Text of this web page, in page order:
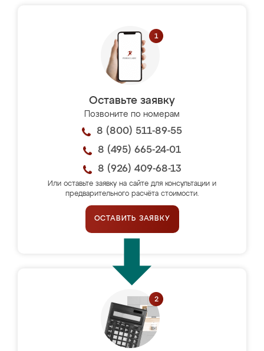
Оставьте заявку
Позвоните по номерам
8 (800) 511-89-55
8 (495) 665-24-01
8 (926) 409-68-13
Или оставьте заявку на сайте для консультации и
предварительного расчёта стоимости.
ОСТАВИТЬ ЗАЯВКУ